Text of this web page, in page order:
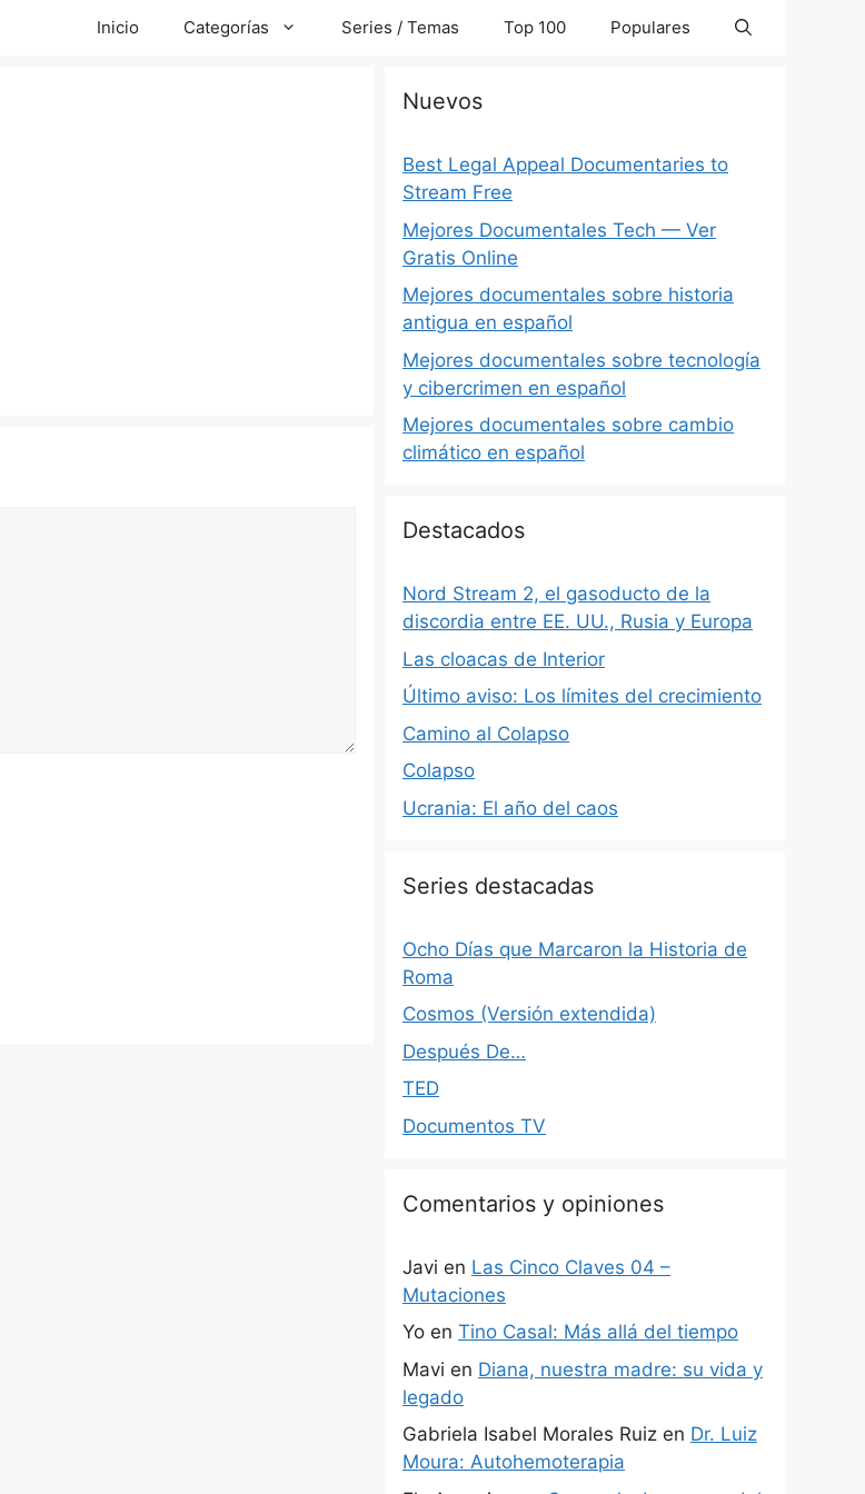
Inicio Categorías Series / Temas Top 100 Populares
Nuevos
Best Legal Appeal Documentaries to
Stream Free
Mejores Documentales Tech — Ver
Gratis Online
Mejores documentales sobre historia
antigua en español
Mejores documentales sobre tecnología
y cibercrimen en español
Mejores documentales sobre cambio
climático en español
Destacados
Nord Stream 2, el gasoducto de la
discordia entre EE. UU., Rusia y Europa
Las cloacas de Interior
Último aviso: Los límites del crecimiento
Camino al Colapso
Colapso
Ucrania: El año del caos
Series destacadas
Ocho Días que Marcaron la Historia de
Roma
Cosmos (Versión extendida)
Después De…
TED
Documentos TV
Comentarios y opiniones
Javi en Las Cinco Claves 04 –
Mutaciones
Yo en Tino Casal: Más allá del tiempo
Mavi en Diana, nuestra madre: su vida y
legado
Gabriela Isabel Morales Ruiz en Dr. Luiz
Moura: Autohemoterapia